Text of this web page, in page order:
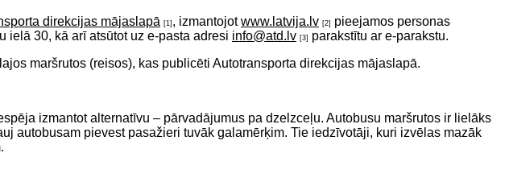
direkcijas mājaslapā [1] , izmantojotwww.latvija.lv [2]
pieejamos personas
ielā 30, kā arī atsūtot uz e-pasta adresi info@atd.lv [3]
parakstītu ar e-parakstu.
maršrutos (reisos), kas publicēti Autotransporta direkcijas mājaslapā.
izmantot alternatīvu – pārvadājumus pa dzelzceļu. Autobusu maršrutos ir lielāks
autobusam pievest pasažieri tuvāk galamērķim. Tie iedzīvotāji, kuri izvēlas mazāk